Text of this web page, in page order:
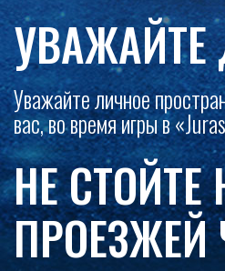
УВАЖАЙТЕ
Уважайте личное
вас, во время игры в
НЕ СТОЙТЕ
ПРОЕЗЖЕЙ